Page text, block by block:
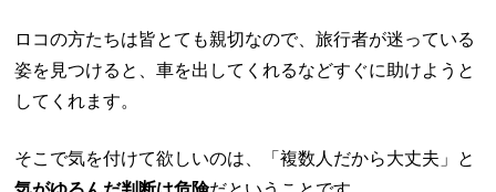
ロコの方たちは皆とても親切なので、旅行者が迷っている
姿を見つけると、車を出してくれるなどすぐに助けようと
してくれます。
そこで気を付けて欲しいのは、「複数人だから大丈夫」と